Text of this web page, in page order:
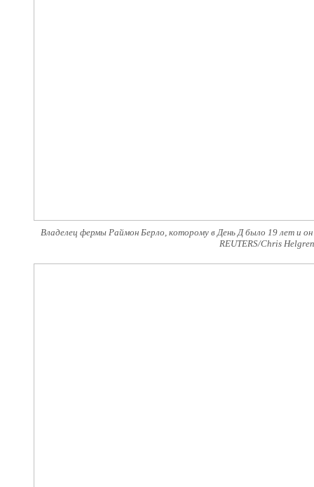
Владелец фермы Раймон Берло, которому в День Д было 19 лет и
REUTERS/Chris